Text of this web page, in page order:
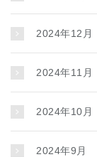
2024年12月
2024年11月
2024年10月
2024年9月